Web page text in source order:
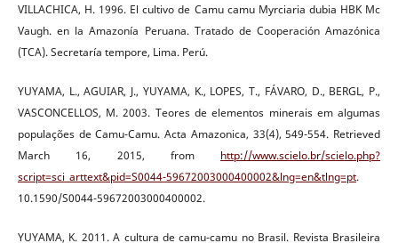
VILLACHICA, H. 1996. El cultivo de Camu camu Myrciaria dubia HBK Mc
Vaugh. en la Amazonía Peruana. Tratado de Cooperación Amazónica
(TCA). Secretaría tempore, Lima. Perú.
YUYAMA, L., AGUIAR, J., YUYAMA, K., LOPES, T., FÁVARO, D., BERGL, P.,
VASCONCELLOS, M. 2003. Teores de elementos minerais em algumas
populações de Camu-Camu. Acta Amazonica, 33(4), 549-554. Retrieved
March 16, 2015, from http://www.scielo.br/scielo.php?
script=sci_arttext&pid=S0044-59672003000400002&lng=en&tlng=pt.
10.1590/S0044-59672003000400002.
YUYAMA, K. 2011. A cultura de camu-camu no Brasil. Revista Brasileira